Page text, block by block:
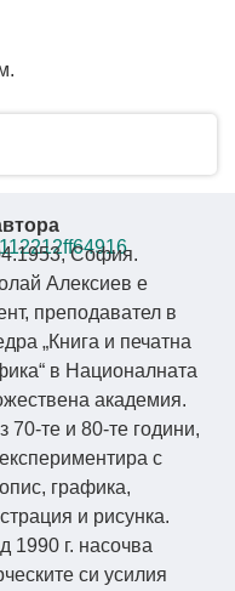
София.
Алексиев е
преподавател в
„Книга и печатна
в Националната
академия.
70-те и 80-те години,
с
графика,
и рисунка.
1990 г. насочва
си усилия